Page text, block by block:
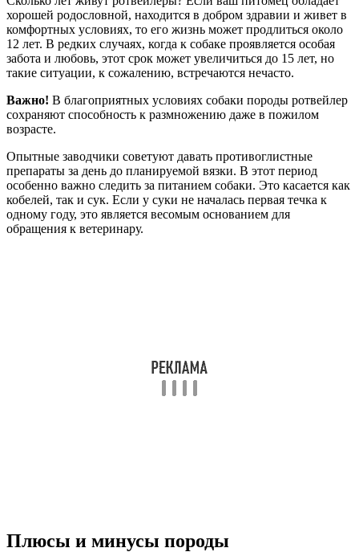
хорошей родословной, находится в добром здравии и живет в
комфортных условиях, то его жизнь может продлиться около
12 лет. В редких случаях, когда к собаке проявляется особая
забота и любовь, этот срок может увеличиться до 15 лет, но
такие ситуации, к сожалению, встречаются нечасто.
Важно! В благоприятных условиях собаки породы ротвейлер
сохраняют способность к размножению даже в пожилом
возрасте.
Опытные заводчики советуют давать противоглистные
препараты за день до планируемой вязки. В этот период
особенно важно следить за питанием собаки. Это касается как
кобелей, так и сук. Если у суки не началась первая течка к
одному году, это является весомым основанием для
обращения к ветеринару.
Плюсы и минусы породы